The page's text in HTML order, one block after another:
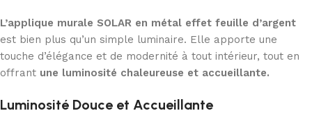
L’applique murale SOLAR en métal effet feuille d’argent
est bien plus qu’un simple luminaire. Elle apporte une
touche d’élégance et de modernité à tout intérieur, tout en
offrant une luminosité chaleureuse et accueillante.
Luminosité Douce et Accueillante